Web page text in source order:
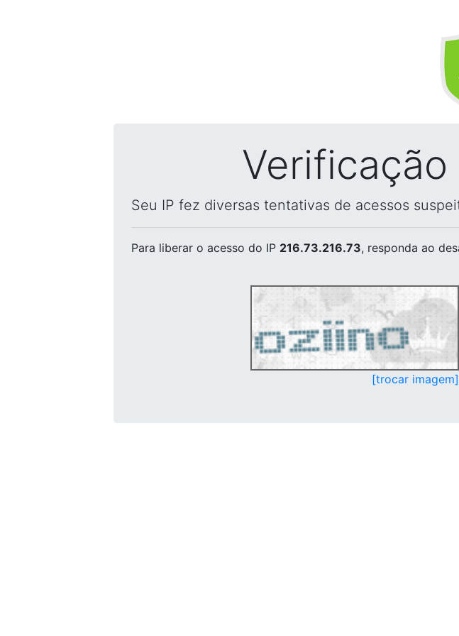
Seu IP fez diversas tentativas de acessos
Para liberar o acesso do IP 216.73.216.73, responda ao
[trocar imagem]